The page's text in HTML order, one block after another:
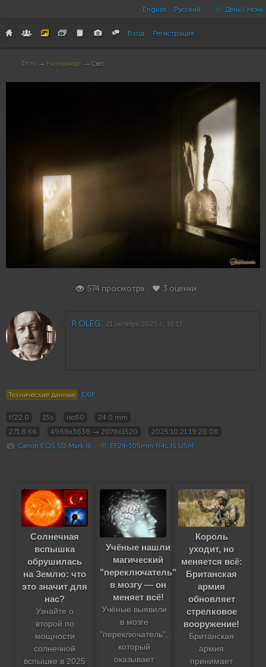
English Русский День / Ночь
Вход Регистрация
Фото → Натюрморт → Свет...
574 просмотра 3 оценки
R.OLEG 21 октября 2025 г., 18:13
Технические данные EXIF
f/22.0 15s iso50
24.0 mm
271.8 Кб
4968x3636 → 2076x1520
2025:10:21 19:28:06
Canon EOS 5D Mark III
EF24-105mm f/4L IS USM
Солнечная
вспышка
обрушилась
на Землю: что
это значит для
нас?
Узнайте о
второй по
мощности
солнечной
вспышке в 2025
Учёные нашли
магический
"переключатель"
в мозгу — он
меняет всё!
Учёные выявили
в мозге
"переключатель",
который
оказывает
Король
уходит, но
меняется всё:
Британская
армия
обновляет
стрелковое
вооружение!
Британская
армия
принимает